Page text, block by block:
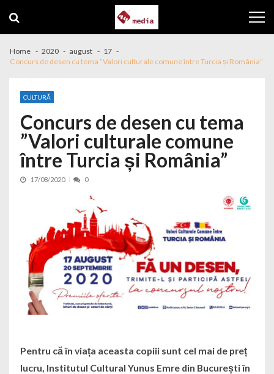
Home 2020 august
17
Concurs de desen cu tema ”Valori culturale comune între Turcia și România”
CULTURĂ
Concurs de desen cu tema
”Valori culturale comune
între Turcia și România”
17/08/2020 0
Pentru că în viața aceasta copiii sunt cel mai de preț
lucru, Institutul Cultural Yunus Emre din București în